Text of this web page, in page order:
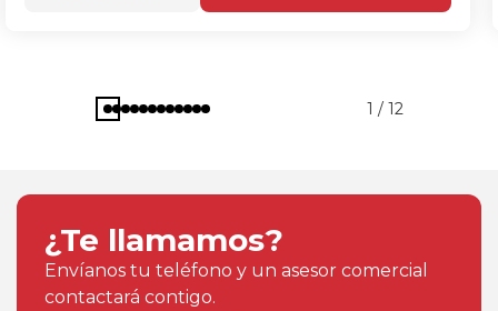
1 / 12
¿Te llamamos?
Envíanos tu teléfono y un asesor comercial
contactará contigo.